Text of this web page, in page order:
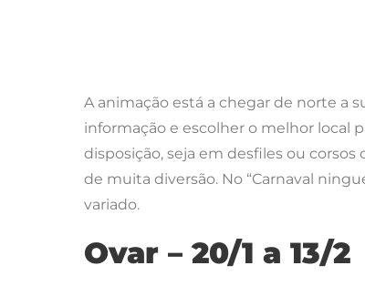
A animação está a chegar de norte a
informação e escolher o melhor local
disposição, seja em desfiles ou
de muita diversão. No “Carnaval
variado.
Ovar – 20/1 a 13/2